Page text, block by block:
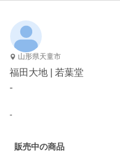
山形県天童市
福田大地 | 若葉堂
-
-
販売中の商品